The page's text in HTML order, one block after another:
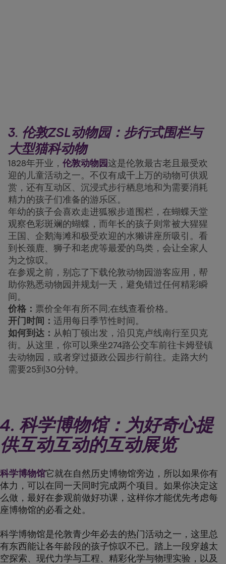
3. 伦敦ZSL动物园：步行式围栏与
大型猫科动物
1828年开业， 伦敦动物园这是伦敦最古老且最受欢
迎的儿童活动之一。不仅有成千上万的动物可供观
赏，还有互动区、沉浸式步行栖息地和为需要消耗
精力的孩子们准备的游乐区。
年幼的孩子会喜欢走进狐猴步道围栏，在蝴蝶天堂
观察色彩斑斓的蝴蝶，而年长的孩子则常被大猩猩
王国、企鹅海滩和极受欢迎的水獭讲座所吸引。看
到长颈鹿、狮子和老虎等最爱的鸟类，会让全家人
为之惊叹。
在参观之前，别忘了下载伦敦动物园游客应用，帮
助你熟悉动物园并规划一天，避免错过任何精彩瞬
间。
价格： 票价全年有所不同;在线查看价格。
开门时间： 适用每日季节性时间。
如何到达： 从帕丁顿出发，沿贝克卢线南行至贝克
街。从这里，你可以乘坐274路公交车前往卡姆登镇
去动物园，或者穿过摄政公园步行前往。走路大约
需要25到30分钟。
4. 科学博物馆：为好奇心提
供互动互动的互动展览
科学博物馆它就在自然历史博物馆旁边，所以如果你有
体力，可以在同一天同时完成两个项目。如果你决定这
么做，最好在参观前做好功课，这样你才能优先考虑每
座博物馆的必看之处。
科学博物馆是伦敦青少年必去的热门活动之一，这里总
有东西能让各年龄段的孩子惊叹不已。踏上一段穿越太
空探索、现代力学与工程、精彩化学与物理实验，以及